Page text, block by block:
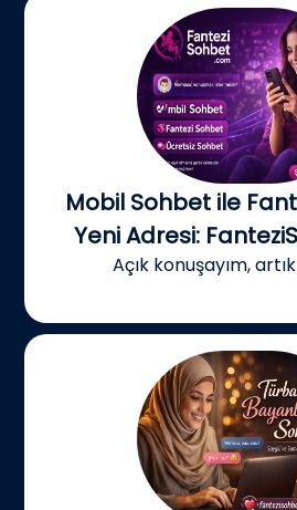
Mobil Sohbet ile
Yeni Adresi:
Açık konuşayım,